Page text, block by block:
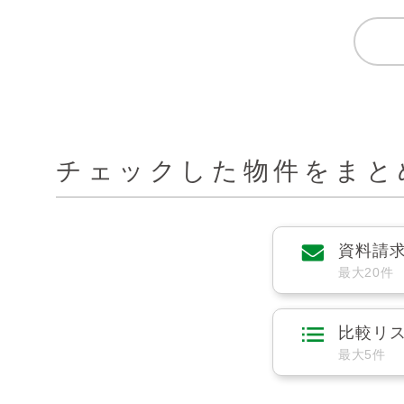
チェックした物件をまと
資料請
最大20件
比較リ
最大5件